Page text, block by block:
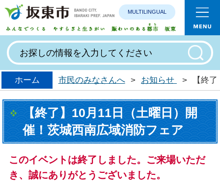
みんなで
MULTILINGUAL
ホーム 市民のみなさんへ > お知らせ > 【終
【終了】10月11日（土曜日）開
催！茨城西南広域消防フェア
このイベントは終了しました。ご来場いただ
き、誠にありがとうございました。